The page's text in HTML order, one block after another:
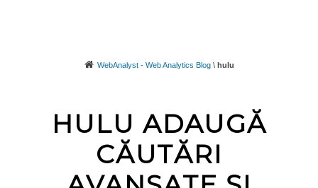
WebAnalyst - Web Analytics Blog\ hulu
HULU ADAUGĂ
CĂUTĂRI